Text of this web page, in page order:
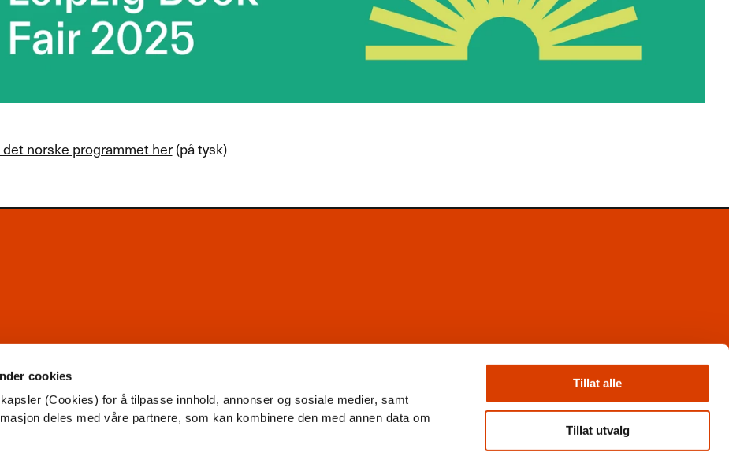
cookies
(Cookies) for å tilpasse innhold, annonser og sosiale medier, samt
deles med våre partnere, som kan kombinere den med annen data om
Tillat alle
Tillat utvalg
norske programmet her(på tysk)
Instagram
Nyhetsbrev
Books from Norway